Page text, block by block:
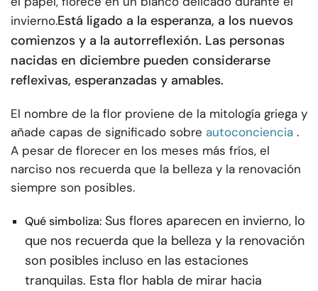
invierno.Está ligado a la esperanza, a los nuevos
comienzos y a la autorreflexión. Las personas
nacidas en diciembre pueden considerarse
reflexivas, esperanzadas y amables.
El nombre de la flor proviene de la mitología griega y
añade capas de significado sobre autoconciencia .
A pesar de florecer en los meses más fríos, el
narciso nos recuerda que la belleza y la renovación
siempre son posibles.
Qué simboliza: Sus flores aparecen en invierno, lo
que nos recuerda que la belleza y la renovación
son posibles incluso en las estaciones
tranquilas. Esta flor habla de mirar hacia